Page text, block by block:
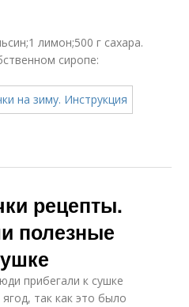
лимон;500 г сахара.
сиропе:
рецепты.
полезные
прибегали к сушке
так как это было